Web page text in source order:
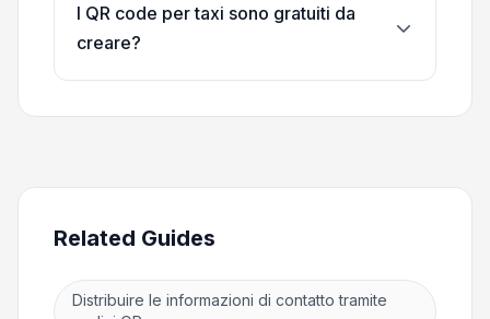
I QR code per taxi sono gratuiti da
creare?
Related Guides
Distribuire le informazioni di contatto tramite